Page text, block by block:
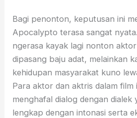
Bagi penonton, keputusan ini
Apocalypto terasa sangat
ngerasa kayak lagi nonton
dipasang baju adat, melainkan
kehidupan masyarakat kuno
Para aktor dan aktris dalam film
menghafal dialog dengan dialek
lengkap dengan intonasi serta